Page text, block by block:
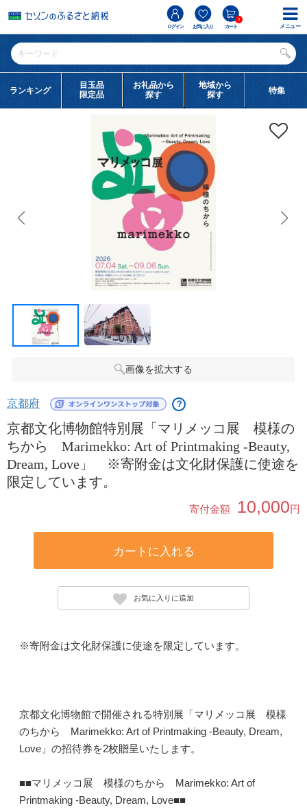
ログイン お気に入り カート
0
ランキング
目玉品
限定品
お礼品から
探す
地域から
探す
特集
画像を拡大する
京都府 ？
京都文化博物館特別展「マリメッコ展 模様の
ちから Marimekko: Art of Printmaking -Beauty,
Dream, Love」 ※寄附金は文化財保護に使途を
限定しています。
寄付金額 10,000円
カートに入れる
お気に入りに追加
※寄附金は文化財保護に使途を限定しています。
京都文化博物館で開催される特別展「マリメッコ展 模様
のちから Marimekko: Art of Printmaking -Beauty, Dream,
Love」の招待券を2枚贈呈いたします。
■■マリメッコ展 模様のちから Marimekko: Art of
Printmaking -Beauty, Dream, Love■■
メニュー